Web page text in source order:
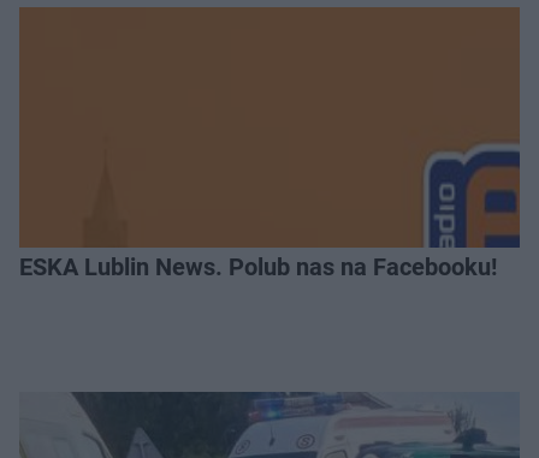
ESKA Lublin News. Polub nas na Facebooku!